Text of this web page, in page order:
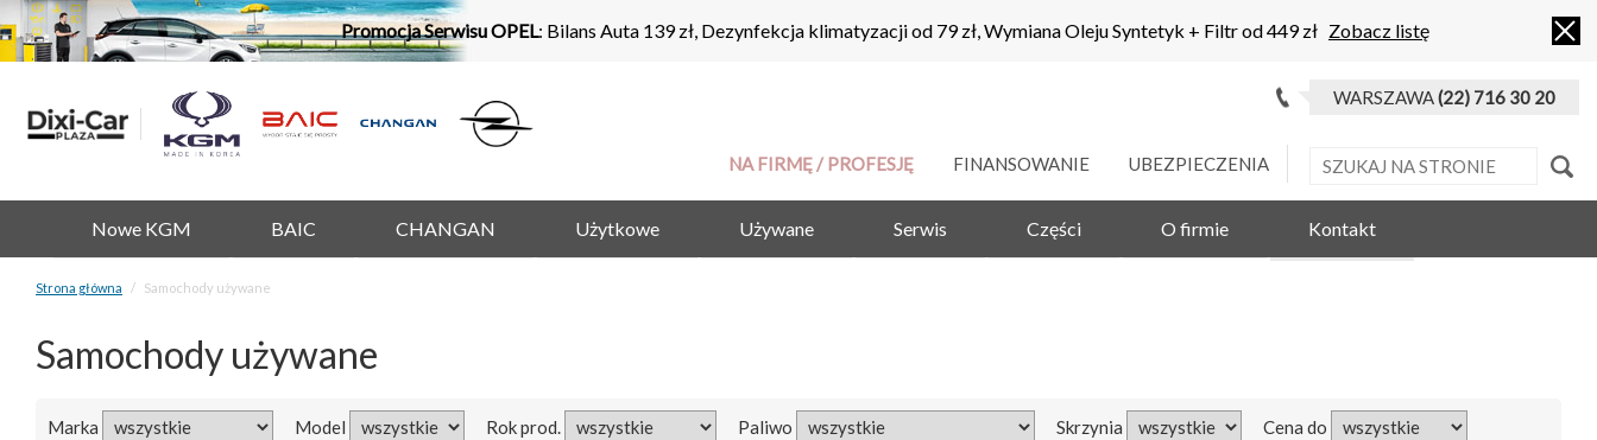
Promocja Serwisu OPEL: Bilans Auta 139 zł, Dezynfekcja klimatyzacji od 79 zł, Wymiana Oleju Syntetyk + Filtr od 449 zł Zobacz listę
WARSZAWA(22) 716 30 20
NA FIRMĘ / PROFESJĘ FINANSOWANIE UBEZPIECZENIA
Nowe KGM BAIC CHANGAN Użytkowe Używane Serwis Części O firmie Kontakt
Strona główna Samochody używane
Samochody używane
Marka Model Rok prod. Paliwo Skrzynia Cena do